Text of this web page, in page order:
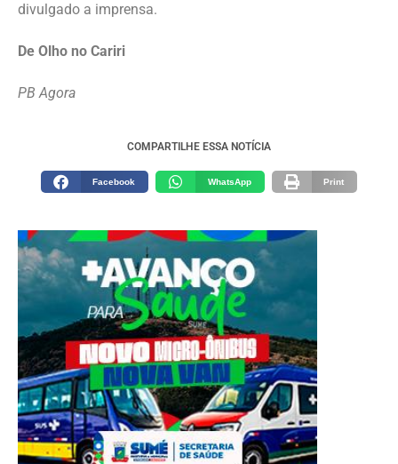
divulgado a imprensa.
De Olho no Cariri
PB Agora
COMPARTILHE ESSA NOTÍCIA
Facebook WhatsApp Print